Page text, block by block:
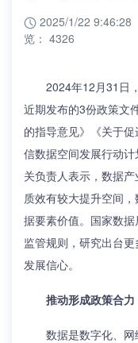
2025/1/22 9:46:28
览： 4326
2024年12月31日
近期发布的3份政策文
的指导意见》《关于
信数据空间发展行动
关负责人表示，数据
质效有较大提升空间
据要素价值。国家数
监管规则，研究出台
发展信心。
推动形成政策合力
数据是数字化、